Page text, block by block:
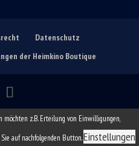
Datenschutz
der Heimkino Boutique
z.B. Erteilung von Einwilligungen,
auf nachfolgenden Button.Einstellungen